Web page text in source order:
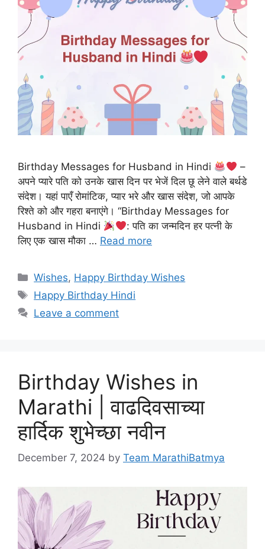
Birthday Messages for Husband in Hindi
–
अपने प्यारे पति को उनके खास दिन पर भेजें दिल छू लेने वाले बर्थडे
संदेश। यहां पाएँ रोमांटिक, प्यार भरे और खास संदेश, जो आपके
रिश्ते को और गहरा बनाएंगे। “Birthday Messages for
Husband in Hindi
: पति का जन्मदिन हर पत्नी के
लिए एक खास मौका … Read more
Categories
Wishes, Happy Birthday Wishes
Tags
Happy Birthday Hindi
Leave a comment
Birthday Wishes in
Marathi | वाढदिवसाच्या
हार्दिक शुभेच्छा नवीन
December 7, 2024 by Team MarathiBatmya